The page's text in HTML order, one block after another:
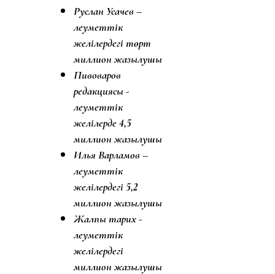
Руслан Усачев –
әлеуметтік
желілердегі төрт
миллион жазылушы
Пивоваров
редакциясы -
әлеуметтік
желілерде 4,5
миллион жазылушы
Илья Варламов –
әлеуметтік
желілердегі 5,2
миллион жазылушы
Жалпы тарих -
әлеуметтік
желілердегі
миллион жазылушы